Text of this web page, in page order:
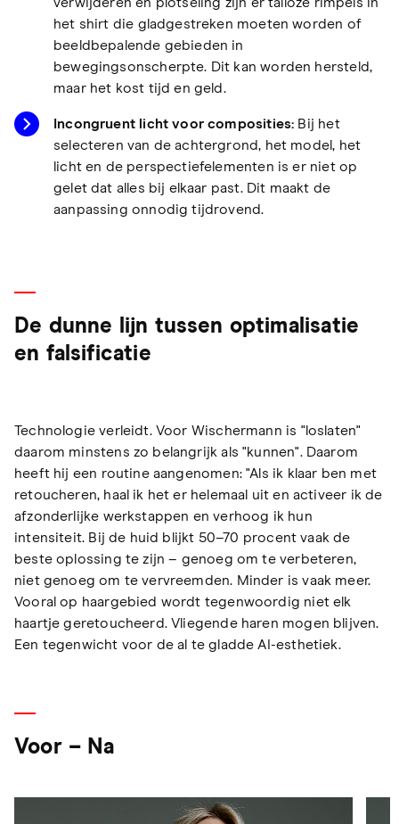
het shirt die gladgestreken moeten worden of
beeldbepalende gebieden in
bewegingsonscherpte. Dit kan worden hersteld,
maar het kost tijd en geld.
Incongruent licht voor composities: Bij het
selecteren van de achtergrond, het model, het
licht en de perspectiefelementen is er niet op
gelet dat alles bij elkaar past. Dit maakt de
aanpassing onnodig tijdrovend.
De dunne lijn tussen optimalisatie
en falsificatie
Technologie verleidt. Voor Wischermann is "loslaten"
daarom minstens zo belangrijk als "kunnen". Daarom
heeft hij een routine aangenomen: "Als ik klaar ben met
retoucheren, haal ik het er helemaal uit en activeer ik de
afzonderlijke werkstappen en verhoog ik hun
intensiteit. Bij de huid blijkt 50–70 procent vaak de
beste oplossing te zijn – genoeg om te verbeteren,
niet genoeg om te vervreemden. Minder is vaak meer.
Vooral op haargebied wordt tegenwoordig niet elk
haartje geretoucheerd. Vliegende haren mogen blijven.
Een tegenwicht voor de al te gladde AI-esthetiek.
Voor – Na